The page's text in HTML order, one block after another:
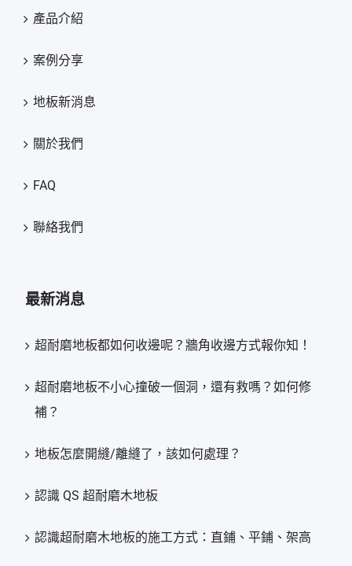
產品介紹
案例分享
地板新消息
關於我們
FAQ
聯絡我們
最新消息
超耐磨地板都如何收邊呢？牆角收邊方式報你知！
超耐磨地板不小心撞破一個洞，還有救嗎？如何修
補？
地板怎麼開縫/離縫了，該如何處理？
認識 QS 超耐磨木地板
認識超耐磨木地板的施工方式：直鋪、平鋪、架高